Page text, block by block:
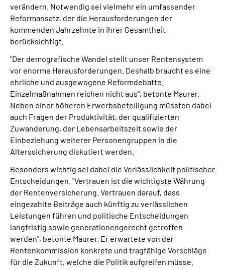
verändern. Notwendig sei vielmehr ein umfassender
Reformansatz, der die Herausforderungen der
kommenden Jahrzehnte in ihrer Gesamtheit
berücksichtigt.
"Der demografische Wandel stellt unser Rentensystem
vor enorme Herausforderungen. Deshalb braucht es eine
ehrliche und ausgewogene Reformdebatte.
Einzelmaßnahmen reichen nicht aus", betonte Maurer.
Neben einer höheren Erwerbsbeteiligung müssten dabei
auch Fragen der Produktivität, der qualifizierten
Zuwanderung, der Lebensarbeitszeit sowie der
Einbeziehung weiterer Personengruppen in die
Alterssicherung diskutiert werden.
Besonders wichtig sei dabei die Verlässlichkeit politischer
Entscheidungen. "Vertrauen ist die wichtigste Währung
der Rentenversicherung. Vertrauen darauf, dass
eingezahlte Beiträge auch künftig zu verlässlichen
Leistungen führen und politische Entscheidungen
langfristig sowie generationengerecht getroffen
werden", betonte Maurer. Er erwartete von der
Rentenkommission konkrete und tragfähige Vorschläge
für die Zukunft, welche die Politik aufgreifen müsse.